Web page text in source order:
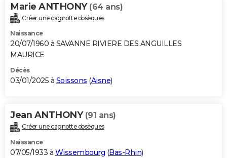
Marie ANTHONY (64 ans)
Créer une cagnotte obsèques
Naissance
20/07/1960 à SAVANNE RIVIERE DES ANGUILLES
MAURICE
Décès
03/01/2025 à Soissons (Aisne)
Jean ANTHONY (91 ans)
Créer une cagnotte obsèques
Naissance
07/05/1933 à Wissembourg (Bas-Rhin)